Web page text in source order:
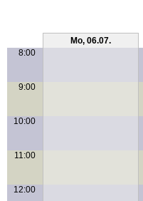
Mo, 06.07.
8:00
9:00
10:00
11:00
12:00